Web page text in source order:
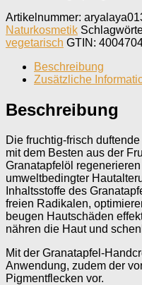
Artikelnummer:
Naturkosmetik
vegetarisch GTIN:
Beschreibung
Zusätzliche
Beschreibung
Die fruchtig-frisch
mit dem Besten aus der
Granatapfelöl
umweltbedingter
Inhaltsstoffe des
freien Radikalen,
beugen Hautschäden
nähren die Haut und
Mit der Granatapfel-
Anwendung, zudem der
Pigmentflecken vor.